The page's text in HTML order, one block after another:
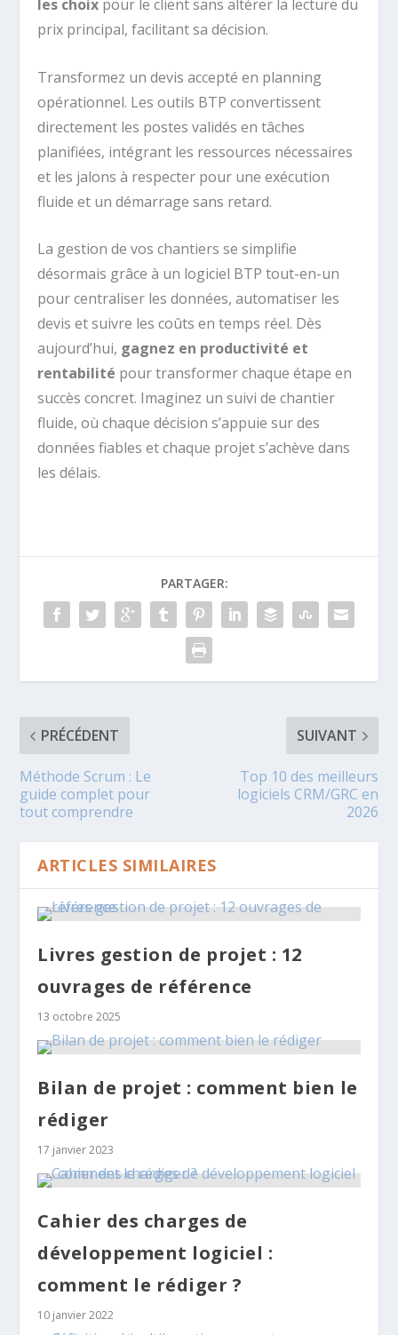
les choix pour le client sans altérer la lecture du
prix principal, facilitant sa décision.
Transformez un devis accepté en planning
opérationnel. Les outils BTP convertissent
directement les postes validés en tâches
planifiées, intégrant les ressources nécessaires
et les jalons à respecter pour une exécution
fluide et un démarrage sans retard.
La gestion de vos chantiers se simplifie
désormais grâce à un logiciel BTP tout-en-un
pour centraliser les données, automatiser les
devis et suivre les coûts en temps réel. Dès
aujourd’hui, gagnez en productivité et
rentabilité pour transformer chaque étape en
succès concret. Imaginez un suivi de chantier
fluide, où chaque décision s’appuie sur des
données fiables et chaque projet s’achève dans
les délais.
PARTAGER:
PRÉCÉDENT
Méthode Scrum : Le
guide complet pour
tout comprendre
SUIVANT
Top 10 des meilleurs
logiciels CRM/GRC en
2026
ARTICLES SIMILAIRES
Livres gestion de projet : 12
ouvrages de référence
13 octobre 2025
Bilan de projet : comment bien le
rédiger
17 janvier 2023
Cahier des charges de
développement logiciel :
comment le rédiger ?
10 janvier 2022